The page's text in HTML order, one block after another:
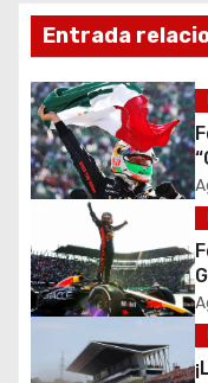
v
e
g
a
i
ó
n
Entrada